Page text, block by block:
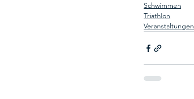
Schwimmen
Triathlon
Veranstaltungen